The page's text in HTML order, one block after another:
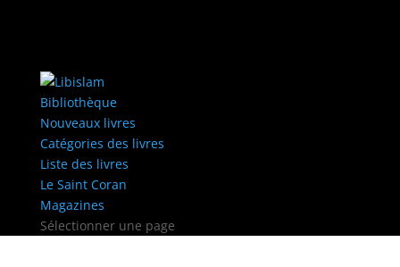
Bibliothèque
Nouveaux livres
Catégories des livres
Liste des livres
Le Saint Coran
Magazines
Sélectionner une page